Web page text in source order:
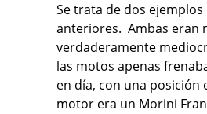
Se trata de dos
anteriores. Ambas eran
verdaderamente
las motos apenas
en día, con una posición
motor era un Morini